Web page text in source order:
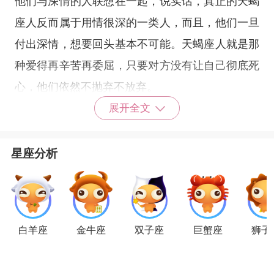
座人反而属于用情很深的一类人，而且，他们一旦
付出深情，想要回头基本不可能。天蝎座人就是那
种爱得再辛苦再委屈，只要对方没有让自己彻底死
心，他们依然不抛弃不放弃。
别看
深的一个星座，感情中也是最容易被感动的一个星
座。倘若对方一心一意对他们付出自己的真心和诚
意，对他们格外好，金牛座人都会看在眼里，即便
展开全文
星座分析
白羊座 金牛座 双子座 巨蟹座 狮子